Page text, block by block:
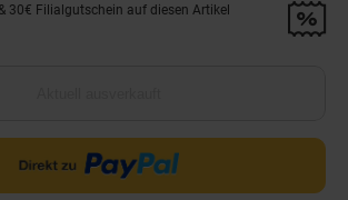
Versand &amp; 30€ Filialgutschein auf diesen Artikel
30€ Filialgutschein auf diesen Artikel